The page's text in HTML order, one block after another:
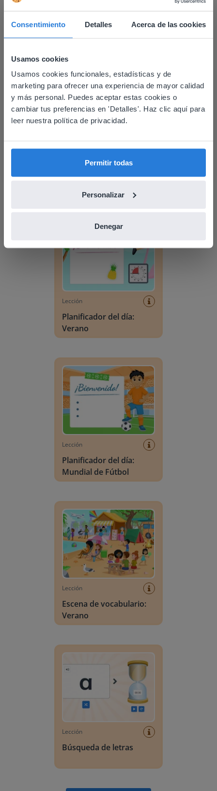
Consentimiento Detalles Acerca de las cookies
Usamos cookies
Usamos cookies funcionales, estadísticas y de
marketing para ofrecer una experiencia de mayor calidad
y más personal. Puedes aceptar estas cookies o
cambiar tus preferencias en 'Detalles'. Haz clic aquí para
leer nuestra política de privacidad.
Permitir todas
Personalizar
Denegar
Descubrir más
Lección
Planificador del día:
Verano
Lección
Planificador del día:
Mundial de Fútbol
Lección
Escena de vocabulario:
Verano
Lección
Búsqueda de letras
This website doesn't match
your location
Based on your location, we think you might
prefer to visit our English website. There you'll
English
Español